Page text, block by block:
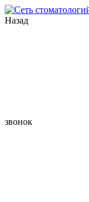
Назад
звонок